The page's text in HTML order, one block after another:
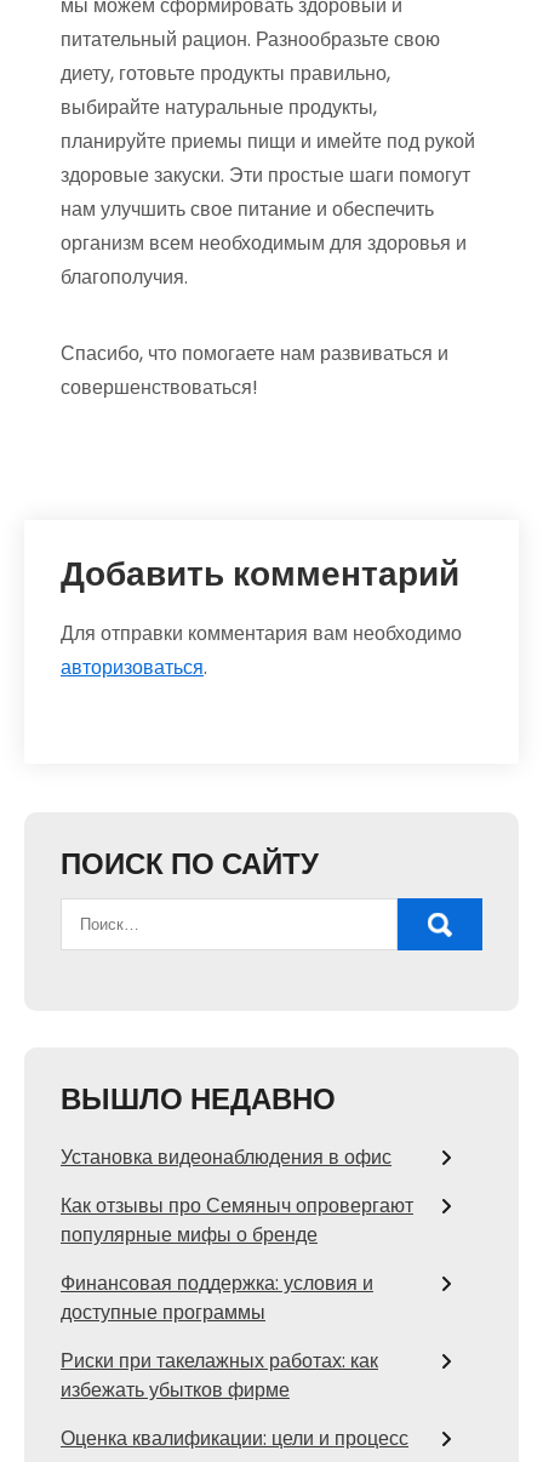
питательный рацион. Разнообразьте свою
диету, готовьте продукты правильно,
выбирайте натуральные продукты,
планируйте приемы пищи и имейте под рукой
здоровые закуски. Эти простые шаги помогут
нам улучшить свое питание и обеспечить
организм всем необходимым для здоровья и
благополучия.
Спасибо, что помогаете нам развиваться и
совершенствоваться!
Добавить комментарий
Для отправки комментария вам необходимо
авторизоваться.
ПОИСК ПО САЙТУ
ВЫШЛО НЕДАВНО
Установка видеонаблюдения в офис
Как отзывы про Семяныч опровергают
популярные мифы о бренде
Финансовая поддержка: условия и
доступные программы
Риски при такелажных работах: как
избежать убытков фирме
Оценка квалификации: цели и процесс